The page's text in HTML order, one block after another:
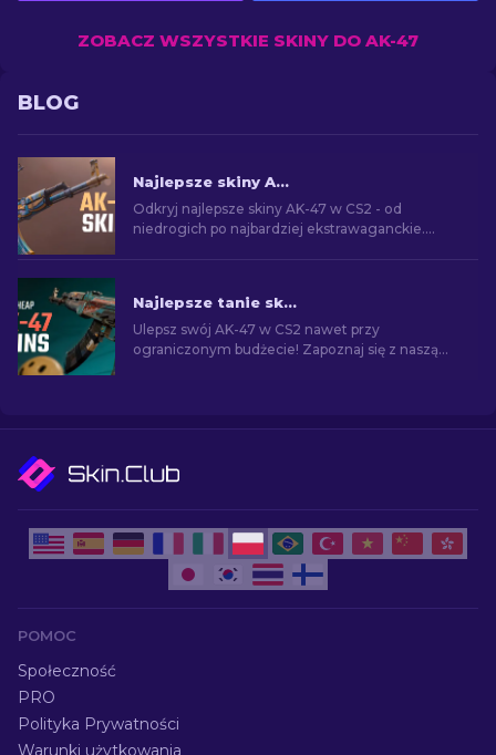
ZOBACZ WSZYSTKIE SKINY DO AK-47
BLOG
Najlepsze skiny AK-47 w CS2: Od tanich do drogich
Odkryj najlepsze skiny AK-47 w CS2 - od
niedrogich po najbardziej ekstrawaganckie.
Najlepsze tanie skiny AK-47 w CS2 poniżej 10 USD
Ulepsz swój AK-47 w CS2 nawet przy
ograniczonym budżecie! Zapoznaj się z naszą
POMOC
Społeczność
PRO
Polityka Prywatności
Warunki użytkowania